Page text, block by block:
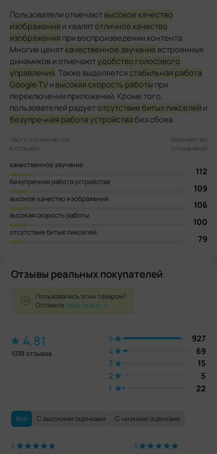
Пользователи отмечаютвысокое качество
изображения и хвалятотличное качество
изображения при воспроизведении контента.
Многие ценяткачественное звучание встроенных
динамиков и отмечаютудобство голосового
управления. Также выделяется стабильная работа
Google TVи высокая скорость работы при
переключении приложений. Кроме того,
пользователей радуетотсутствие битых пикселей и
безупречная работа устройства без сбоев.
Часто упоминается
в отзывах
Количество
упоминаний
качественное звучание
112
безупречная работа устройства
109
высокое качество изображения
106
высокая скорость работы
100
отсутствие битых пикселей
79
Отзывы реальных покупателей
Пользовались этим товаром?
Оставьтесвой отзыв
4.81
1038 отзывов
5
927
4
69
3
15
2
5
1
22
Все С высокими оценками С низкими оценками
5
5